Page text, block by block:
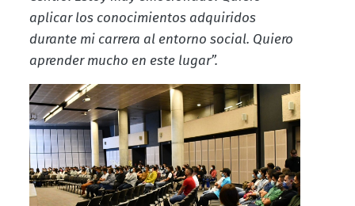
aplicar los conocimientos adquiridos
durante mi carrera al entorno social. Quiero
aprender mucho en este lugar”.